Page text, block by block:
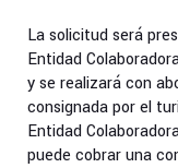
La solicitud será
Entidad
y se realizará con
consignada por el
Entidad
puede cobrar una